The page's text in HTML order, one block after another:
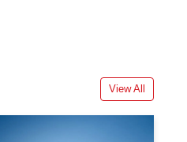
View All